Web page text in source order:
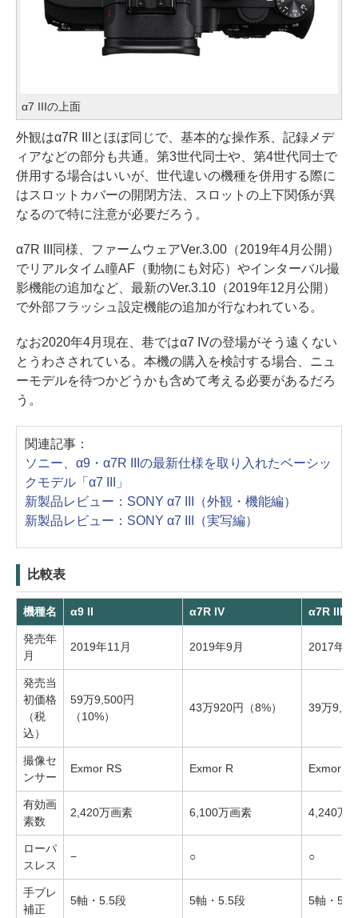
α7 IIIの上面
外観はα7R IIIとほぼ同じで、基本的な操作系、記録メデ
ィアなどの部分も共通。第3世代同士や、第4世代同士で
併用する場合はいいが、世代違いの機種を併用する際に
はスロットカバーの開閉方法、スロットの上下関係が異
なるので特に注意が必要だろう。
α7R III同様、ファームウェアVer.3.00（2019年4月公開）
でリアルタイム瞳AF（動物にも対応）やインターバル撮
影機能の追加など、最新のVer.3.10（2019年12月公開）
で外部フラッシュ設定機能の追加が行なわれている。
なお2020年4月現在、巷ではα7 IVの登場がそう遠くない
とうわさされている。本機の購入を検討する場合、ニュ
ーモデルを待つかどうかも含めて考える必要があるだろ
う。
関連記事：
ソニー、α9・α7R IIIの最新仕様を取り入れたベーシッ
クモデル「α7 III」
新製品レビュー：SONY α7 III（外観・機能編）
新製品レビュー：SONY α7 III（実写編）
比較表
機種名 α9 II α7R IV α7R III
発売年
月
2019年11月 2019年9月 2017年
発売当
初価格
（税
込）
59万9,500円
（10%）
43万920円（8%） 39万
撮像セ
ンサー
Exmor RS Exmor R Exmor R
有効画
素数
2,420万画素 6,100万画素 4,240万
ローパ
スレス
− ○ ○
手ブレ
補正
5軸・5.5段 5軸・5.5段 5軸・5.5